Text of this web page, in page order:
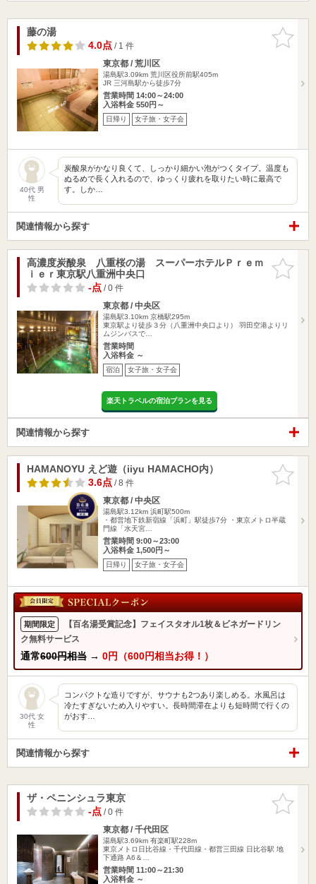
お気に入
りに追加
藤の湯
4.0点/ 1 件
東京都 / 荒川区
湯島駅3.09km 荒川区役所前駅405m
JR 三河島駅から徒歩7分
営業時間 14:00～24:00
入浴料金 550円～
日帰り 女子旅・女子会
40代 男
性
炭酸泉がかなり良くて、しっかり細かい泡がつくタイプ。温度も
ぬるめで長く入れるので、ゆっくり疲れを取りたい時に最高で
す。しか…
関連情報から探す
お気に入
りに追加
高濃度炭酸泉 八重桜の湯 スーパーホテルＰｒｅｍ
ｉｅｒ東京駅八重洲中央口
-点/ 0 件
東京都 / 中央区
湯島駅3.10km 京橋駅295m
東京駅より徒歩３分（八重洲中央口より） 羽田空港よりリ
ムジンバスで…
営業時間
入浴料金 ～
宿泊 女子旅・女子会
楽天トラベルの宿泊プランを見る
関連情報から探す
お気に入
りに追加
HAMANOYU えど遊（iiyu HAMACHO内）
3.6点/ 8 件
東京都 / 中央区
湯島駅3.12km 浜町駅500m
・都営地下鉄新宿線「浜町」駅徒歩7分 ・東京メトロ半蔵
門線「水天宮…
営業時間 9:00～23:00
入浴料金 1,500円～
日帰り 女子旅・女子会
期間限定
【百名湯受賞記念】フェイスタオル1枚＆ビネガードリン
ク無料サービス
通常600円相当 → 0円（600円相当お得！）
30代 女
性
コンパクトな造りですが、サウナも2つあり楽しめる。水風呂は
冷たすぎないため入りやすい。長時間滞在よりも短時間で行くの
がおす…
関連情報から探す
お気に入
りに追加
ザ・ペニンシュラ東京
-点/ 0 件
東京都 / 千代田区
湯島駅3.69km 有楽町駅228m
東京メトロ日比谷線・千代田線・都営三田線 日比谷駅 地
下通路 A6＆…
営業時間 11:00～21:30
入浴料金 ～